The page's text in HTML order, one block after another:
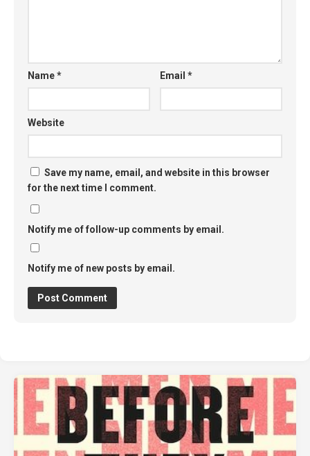
Name* Email*
Website
Save my name, email, and website in this browser
for the next time I comment.
Notify me of follow-up comments by email.
Notify me of new posts by email.